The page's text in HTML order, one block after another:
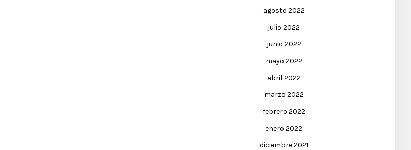
agosto 2022
julio 2022
junio 2022
mayo 2022
abril 2022
marzo 2022
febrero 2022
enero 2022
diciembre 2021